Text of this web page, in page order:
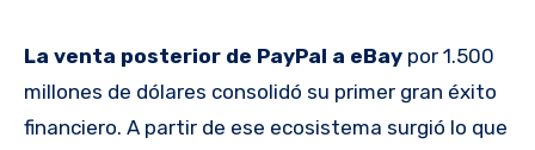
La venta posterior de PayPal a eBay por 1.500
millones de dólares consolidó su primer gran éxito
financiero. A partir de ese ecosistema surgió lo que